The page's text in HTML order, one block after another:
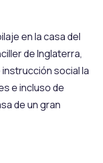
en la casa del
de Inglaterra,
social la
e incluso de
de un gran